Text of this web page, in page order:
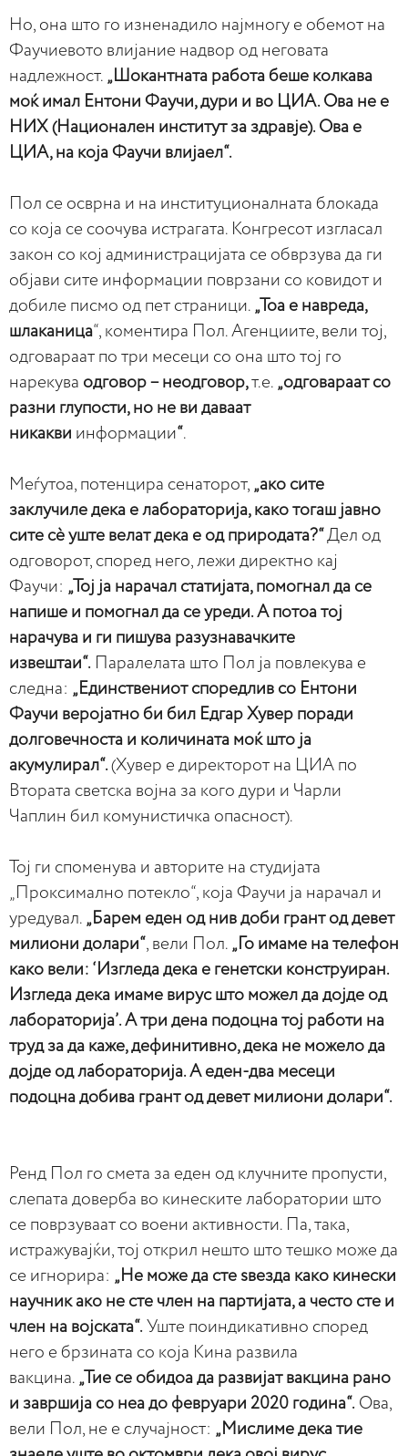
Но, она што го изненадило најмногу е обемот на
Фаучиевото влијание надвор од неговата
надлежност. „Шокантната работа беше колкава
моќ имал Ентони Фаучи, дури и во ЦИА. Ова не е
НИХ (Национален институт за здравје). Ова е
ЦИА, на која Фаучи влијаел“.
Пол се осврна и на институционалната блокада
со која се соочува истрагата. Конгресот изгласал
закон со кој администрацијата се обврзува да ги
објави сите информации поврзани со ковидот и
добиле писмо од пет страници. „Тоа е навреда,
шлаканица“, коментира Пол. Агенциите, вели тој,
одговараат по три месеци со она што тој го
нарекува одговор – неодговор,т.е. „одговараат со
разни глупости, но не ви даваат
никакви информации“.
Меѓутоа, потенцира сенаторот, „ако сите
заклучиле дека е лабораторија, како тогаш јавно
сите сè уште велат дека е од природата?“ Дел од
одговорот, според него, лежи директно кај
Фаучи: „Тој ја нарачал статијата, помогнал да се
напише и помогнал да се уреди. А потоа тој
нарачува и ги пишува разузнавачките
извештаи“. Паралелата што Пол ја повлекува е
следна: „Единствениот споредлив со Ентони
Фаучи веројатно би бил Едгар Хувер поради
долговечноста и количината моќ што ја
акумулирал“. (Хувер е директорот на ЦИА по
Втората светска војна за кого дури и Чарли
Чаплин бил комунистичка опасност).
Тој ги споменува и авторите на студијата
„Проксимално потекло“, која Фаучи ја нарачал и
уредувал. „Барем еден од нив доби грант од девет
милиони долари“, вели Пол. „Го имаме на телефон
како вели: ‘Изгледа дека е генетски конструиран.
Изгледа дека имаме вирус што можел да дојде од
лабораторија’. А три дена подоцна тој работи на
труд за да каже, дефинитивно, дека не можело да
дојде од лабораторија. А еден-два месеци
подоцна добива грант од девет милиони долари“.
Ренд Пол го смета за еден од клучните пропусти,
слепата доверба во кинеските лаборатории што
се поврзуваат со воени активности. Па, така,
истражувајќи, тој открил нешто што тешко може да
се игнорира: „Не може да сте ѕвезда како кинески
научник ако не сте член на партијата, а често сте и
член на војската“. Уште поиндикативно според
него е брзината со која Кина развила
вакцина. „Тие се обидоа да развијат вакцина рано
и завршија со неа до февруари 2020 година“. Ова,
вели Пол, не е случајност: „Мислиме дека тие